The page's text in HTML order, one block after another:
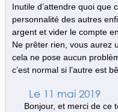
Inutile d’attendre quoi que
personnalité des autres
argent et vider le compte
Ne prêter rien, vous aurez
cela ne pose aucun
c’est normal si l’autre est
Le 11 mai 2019
Bonjour, et merci de ce